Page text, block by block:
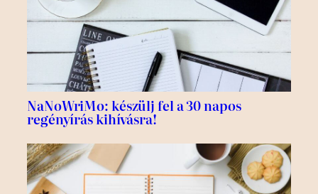
NaNoWriMo: készülj fel a 30 napos
regényírás kihívásra!